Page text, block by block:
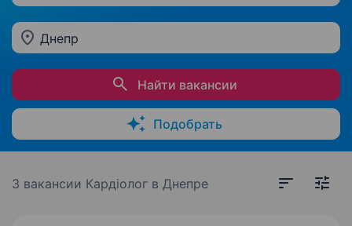
Днепр
Найти вакансии
Подобрать
3 вакансии Кардіолог в Днепре